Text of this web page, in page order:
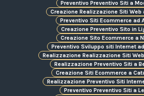
Preventivo Preventivo Siti a
Creazione Realizzazione Siti Web
Preventivo Siti Ecommerce ad
Creazione Preventivo Sito in
Creazione Sito Ecommerce a
Preventivo Sviluppo siti Internet
Realizzazione Realizzazione Siti
Realizzazione Preventivo Siti a
Creazione Siti Ecommerce a
Realizzazione Preventivo Siti
Preventivo Preventivo Siti a